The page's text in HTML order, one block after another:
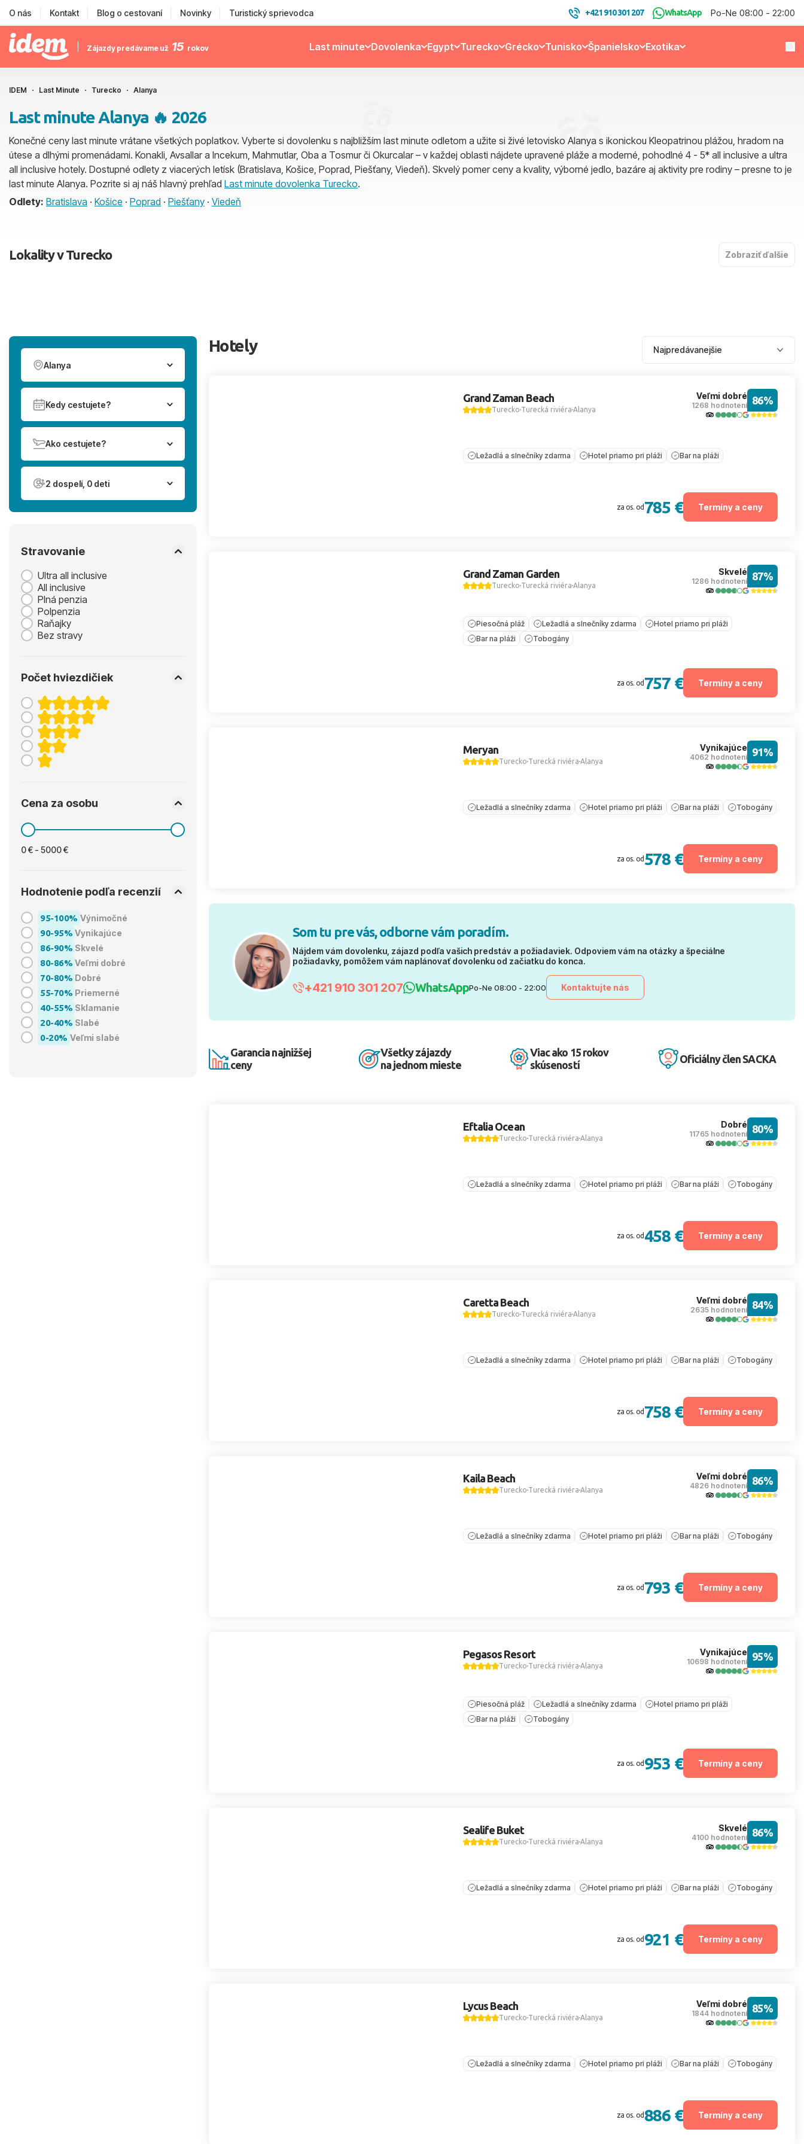
O nás Kontakt Blog o cestovaní Novinky Turistický sprievodca +421 910 301 207 WhatsApp Po-Ne 08:00 - 22:00
Zájazdy predávame už 15 rokov Last minute Dovolenka Egypt Turecko Grécko Tunisko Španielsko Exotika
IDEM Last Minute Turecko Alanya
Last minute Alanya 🔥 2026
Konečné ceny last minute vrátane všetkých poplatkov. Vyberte si dovolenku s najbližším last minute odletom a užite si živé letovisko Alanya s ikonickou Kleopatrinou plážou, hradom na
útese a dlhými promenádami. Konakli, Avsallar a Incekum, Mahmutlar, Oba a Tosmur či Okurcalar – v každej oblasti nájdete upravené pláže a moderné, pohodlné 4 - 5* all inclusive a ultra
all inclusive hotely. Dostupné odlety z viacerých letísk (Bratislava, Košice, Poprad, Piešťany, Viedeň). Skvelý pomer ceny a kvality, výborné jedlo, bazáre aj aktivity pre rodiny – presne to je
last minute Alanya. Pozrite si aj náš hlavný prehľad Last minute dovolenka Turecko.
Odlety: Bratislava · Košice · Poprad · Piešťany · Viedeň
Lokality v Turecko Zobraziť ďalšie
Alanya
Kedy cestujete?
Ako cestujete?
2 dospelí, 0 deti
Stravovanie
Ultra all inclusive
All inclusive
Plná penzia
Polpenzia
Raňajky
Bez stravy
Počet hviezdičiek
Cena za osobu
0 € - 5000 €
Hodnotenie podľa recenzií
95-100% Výnimočné
90-95% Vynikajúce
86-90% Skvelé
80-86% Veľmi dobré
70-80% Dobré
55-70% Priemerné
40-55% Sklamanie
20-40% Slabé
0-20% Veľmi slabé
Hotely
Grand Zaman Beach
TureckoTurecká riviéraAlanya
Veľmi dobré
1268 hodnotení 86%
Ležadlá a slnečníky zdarma Hotel priamo pri pláži Bar na pláži
za os. od 785 € Termíny a ceny
Grand Zaman Garden
TureckoTurecká riviéraAlanya
Skvelé
1286 hodnotení 87%
Piesočná pláž Ležadlá a slnečníky zdarma
Hotel priamo pri pláži
Bar na pláži
Tobogány
za os. od 757 € Termíny a ceny
Meryan
TureckoTurecká riviéraAlanya
Vynikajúce
4062 hodnotení 91%
Ležadlá a slnečníky zdarma Hotel priamo pri pláži Bar na pláži Tobogány
za os. od 578 € Termíny a ceny
Som tu pre vás, odborne vám poradím.
Nájdem vám dovolenku, zájazd podľa vašich predstáv a požiadaviek. Odpoviem vám na otázky a špeciálne
požiadavky, pomôžem vám naplánovať dovolenku od začiatku do konca.
+421 910 301 207 WhatsAppPo-Ne 08:00 - 22:00 Kontaktujte nás
Garancia najnižšej
ceny
Všetky zájazdy
na jednom mieste
Viac ako 15 rokov
skúseností
Oficiálny člen SACKA
Eftalia Ocean
TureckoTurecká riviéraAlanya
Dobré
11765 hodnotení 80%
Ležadlá a slnečníky zdarma Hotel priamo pri pláži Bar na pláži Tobogány
za os. od 458 € Termíny a ceny
Caretta Beach
TureckoTurecká riviéraAlanya
Veľmi dobré
2635 hodnotení 84%
Ležadlá a slnečníky zdarma Hotel priamo pri pláži Bar na pláži Tobogány
za os. od 758 € Termíny a ceny
Kaila Beach
TureckoTurecká riviéraAlanya
Veľmi dobré
4826 hodnotení 86%
Ležadlá a slnečníky zdarma Hotel priamo pri pláži Bar na pláži Tobogány
za os. od 793 € Termíny a ceny
Pegasos Resort
TureckoTurecká riviéraAlanya
Vynikajúce
10698 hodnotení 95%
Piesočná pláž Ležadlá a slnečníky zdarma
Hotel priamo pri pláži
Bar na pláži
Tobogány
za os. od 953 € Termíny a ceny
Sealife Buket
TureckoTurecká riviéraAlanya
Skvelé
4100 hodnotení 86%
Ležadlá a slnečníky zdarma Hotel priamo pri pláži Bar na pláži Tobogány
za os. od 921 € Termíny a ceny
Lycus Beach
TureckoTurecká riviéraAlanya
Veľmi dobré
1844 hodnotení 85%
Ležadlá a slnečníky zdarma Hotel priamo pri pláži Bar na pláži Tobogány
za os. od 886 € Termíny a ceny